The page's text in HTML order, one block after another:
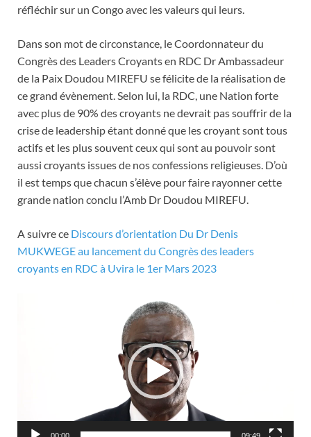
réfléchir sur un Congo avec les valeurs qui leurs.
Dans son mot de circonstance, le Coordonnateur du
Congrès des Leaders Croyants en RDC Dr Ambassadeur
de la Paix Doudou MIREFU se félicite de la réalisation de
ce grand évènement. Selon lui, la RDC, une Nation forte
avec plus de 90% des croyants ne devrait pas souffrir de la
crise de leadership étant donné que les croyant sont tous
actifs et les plus souvent ceux qui sont au pouvoir sont
aussi croyants issues de nos confessions religieuses. D’où
il est temps que chacun s’élève pour faire rayonner cette
grande nation conclu l’Amb Dr Doudou MIREFU.
A suivre ce Discours d’orientation Du Dr Denis
MUKWEGE au lancement du Congrès des leaders
croyants en RDC à Uvira le 1er Mars 2023